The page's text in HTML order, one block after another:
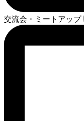
交流会・ミートアップ